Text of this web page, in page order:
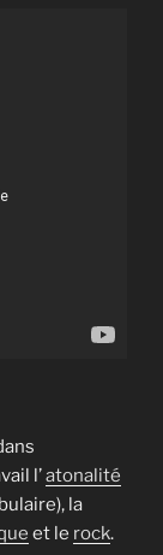
l’atonalité
la
et le rock.